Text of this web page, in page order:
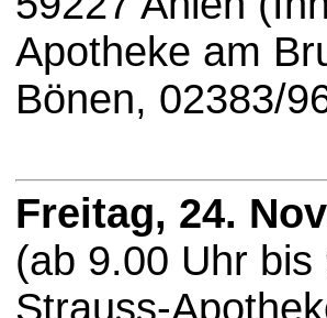
Apotheke am
Bönen, 02383/
Freitag, 24.
(ab 9.00 Uhr
Strauss-